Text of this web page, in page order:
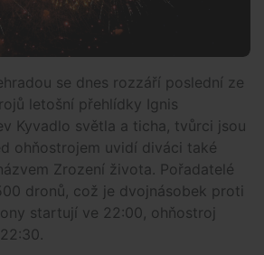
se dnes rozzáří poslední ze
letošní přehlídky Ignis
Kyvadlo světla a ticha, tvůrci jsou
ohňostrojem uvidí diváci také
Zrození života. Pořadatelé
dronů, což je dvojnásobek proti
startují ve 22:00, ohňostroj